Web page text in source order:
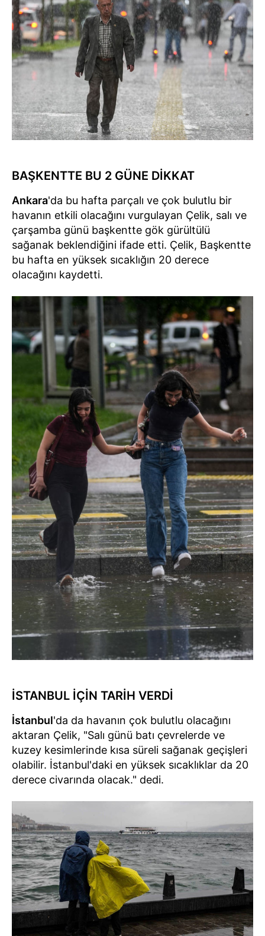
BAŞKENTTE BU 2 GÜNE DİKKAT
Ankara'da bu hafta parçalı ve çok bulutlu bir
havanın etkili olacağını vurgulayan Çelik, salı ve
çarşamba günü başkentte gök gürültülü
sağanak beklendiğini ifade etti. Çelik, Başkentte
bu hafta en yüksek sıcaklığın 20 derece
olacağını kaydetti.
İSTANBUL İÇİN TARİH VERDİ
İstanbul'da da havanın çok bulutlu olacağını
aktaran Çelik, "Salı günü batı çevrelerde ve
kuzey kesimlerinde kısa süreli sağanak geçişleri
olabilir. İstanbul'daki en yüksek sıcaklıklar da 20
derece civarında olacak." dedi.